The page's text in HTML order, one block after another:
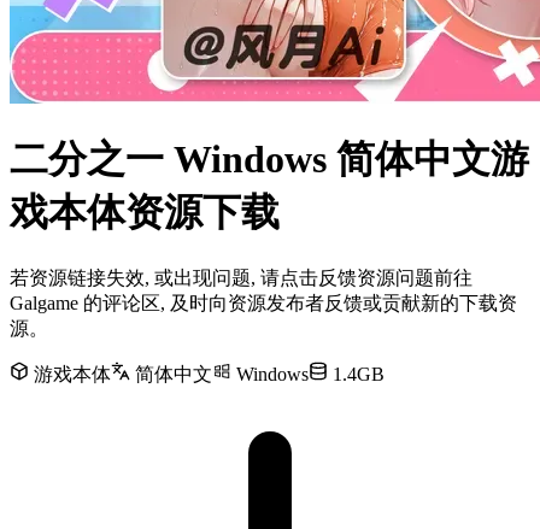
二分之一 Windows 简体中文游
戏本体资源下载
若资源链接失效, 或出现问题, 请点击反馈资源问题前往
Galgame 的评论区, 及时向资源发布者反馈或贡献新的下载资
源。
游戏本体 简体中文 Windows 1.4GB